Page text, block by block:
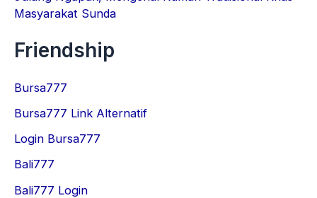
Masyarakat Sunda
Friendship
Bursa777
Bursa777 Link Alternatif
Login Bursa777
Bali777
Bali777 Login